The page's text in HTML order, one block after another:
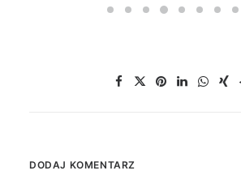
DODAJ KOMENTARZ